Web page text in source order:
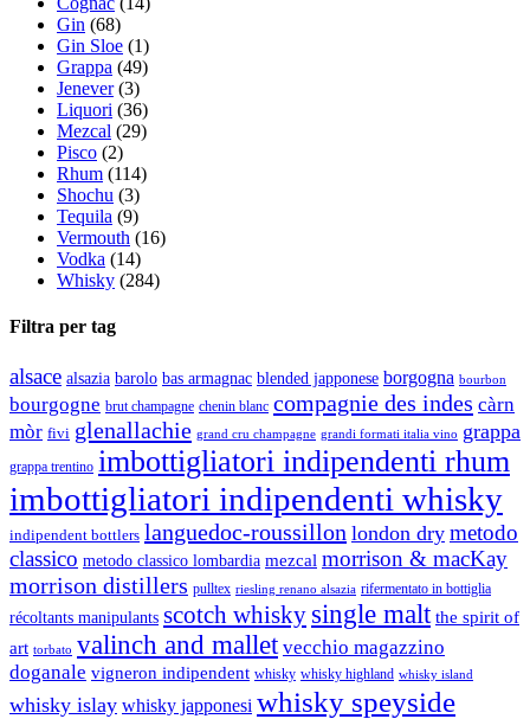
Gin (68)
Gin Sloe (1)
Grappa (49)
Jenever (3)
Liquori (36)
Mezcal (29)
Pisco (2)
Rhum (114)
Shochu (3)
Tequila (9)
Vermouth (16)
Vodka (14)
Whisky (284)
Filtra per tag
alsace alsazia barolo bas armagnac blended japponese borgogna bourbon
bourgogne brut champagne chenin blanc compagnie des indes càrn
mòr fivi glenallachie grand cru champagne grandi formati italia vino grappa
grappa trentino imbottigliatori indipendenti rhum
imbottigliatori indipendenti whisky
indipendent bottlers languedoc-roussillon london dry metodo
classico metodo classico lombardia mezcal morrison & macKay
morrison distillers pulltex riesling renano alsazia rifermentato in bottiglia
récoltants manipulants scotch whisky single malt the spirit of
art torbato valinch and mallet vecchio magazzino
doganale vigneron indipendent whisky whisky highland whisky island
whisky islay whisky japponesi whisky speyside